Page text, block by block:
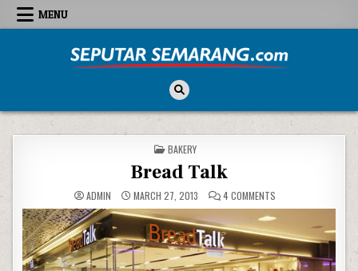
Skip to content
MENU
POSTED IN
BAKERY
Bread Talk
ADMIN MARCH 27, 2013 4 COMMENTS